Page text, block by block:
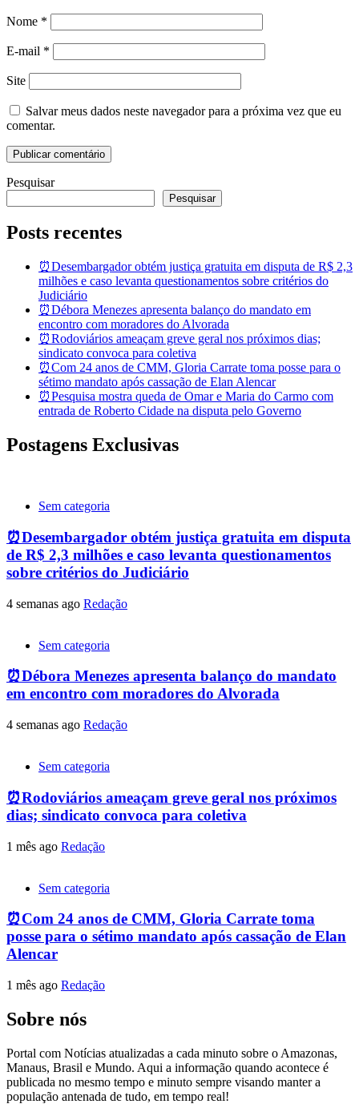
Nome *
E-mail *
Site
Salvar meus dados neste navegador para a próxima vez que eu
comentar.
Pesquisar
Pesquisar
Posts recentes
⏰Desembargador obtém justiça gratuita em disputa de R$ 2,3
milhões e caso levanta questionamentos sobre critérios do
Judiciário
⏰Débora Menezes apresenta balanço do mandato em
encontro com moradores do Alvorada
⏰Rodoviários ameaçam greve geral nos próximos dias;
sindicato convoca para coletiva
⏰Com 24 anos de CMM, Gloria Carrate toma posse para o
sétimo mandato após cassação de Elan Alencar
⏰Pesquisa mostra queda de Omar e Maria do Carmo com
entrada de Roberto Cidade na disputa pelo Governo
Postagens Exclusivas
Sem categoria
⏰Desembargador obtém justiça gratuita em disputa
de R$ 2,3 milhões e caso levanta questionamentos
sobre critérios do Judiciário
4 semanas ago Redação
Sem categoria
⏰Débora Menezes apresenta balanço do mandato
em encontro com moradores do Alvorada
4 semanas ago Redação
Sem categoria
⏰Rodoviários ameaçam greve geral nos próximos
dias; sindicato convoca para coletiva
1 mês ago Redação
Sem categoria
⏰Com 24 anos de CMM, Gloria Carrate toma
posse para o sétimo mandato após cassação de Elan
Alencar
1 mês ago Redação
Sobre nós
Portal com Notícias atualizadas a cada minuto sobre o Amazonas,
Manaus, Brasil e Mundo. Aqui a informação quando acontece é
publicada no mesmo tempo e minuto sempre visando manter a
população antenada de tudo, em tempo real!